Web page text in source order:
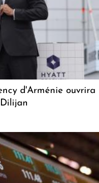
d'Arménie ouvrira